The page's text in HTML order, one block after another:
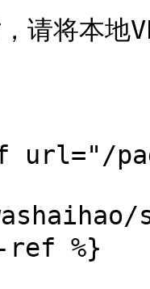
请将本地
ref %}